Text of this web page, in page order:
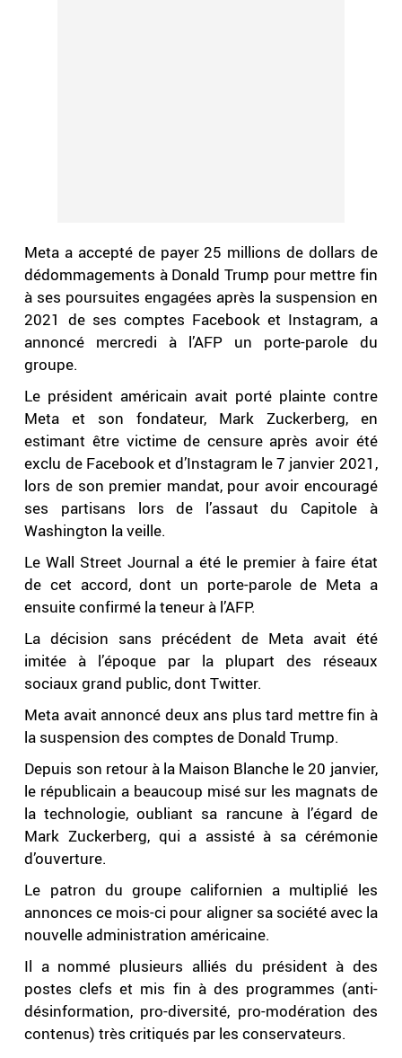
Meta a accepté de payer 25 millions de dollars de
dédommagements à Donald Trump pour mettre fin
à ses poursuites engagées après la suspension en
2021 de ses comptes Facebook et Instagram, a
annoncé mercredi à l’AFP un porte-parole du
groupe.
Le président américain avait porté plainte contre
Meta et son fondateur, Mark Zuckerberg, en
estimant être victime de censure après avoir été
exclu de Facebook et d’Instagram le 7 janvier 2021,
lors de son premier mandat, pour avoir encouragé
ses partisans lors de l’assaut du Capitole à
Washington la veille.
Le Wall Street Journal a été le premier à faire état
de cet accord, dont un porte-parole de Meta a
ensuite confirmé la teneur à l’AFP.
La décision sans précédent de Meta avait été
imitée à l’époque par la plupart des réseaux
sociaux grand public, dont Twitter.
Meta avait annoncé deux ans plus tard mettre fin à
la suspension des comptes de Donald Trump.
Depuis son retour à la Maison Blanche le 20 janvier,
le républicain a beaucoup misé sur les magnats de
la technologie, oubliant sa rancune à l’égard de
Mark Zuckerberg, qui a assisté à sa cérémonie
d’ouverture.
Le patron du groupe californien a multiplié les
annonces ce mois-ci pour aligner sa société avec la
nouvelle administration américaine.
Il a nommé plusieurs alliés du président à des
postes clefs et mis fin à des programmes (anti-
désinformation, pro-diversité, pro-modération des
contenus) très critiqués par les conservateurs.